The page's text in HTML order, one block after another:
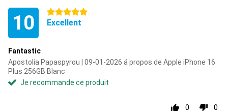
10 5 étoiles
Excellent
Fantastic
Apostolia Papaspyrou | 09-01-2026 á propos de Apple iPhone 16
Plus 256GB Blanc
Je recommande ce produit
0 0